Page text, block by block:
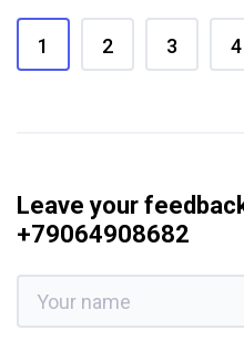
1 2 3 4
Leave your
+79064908682